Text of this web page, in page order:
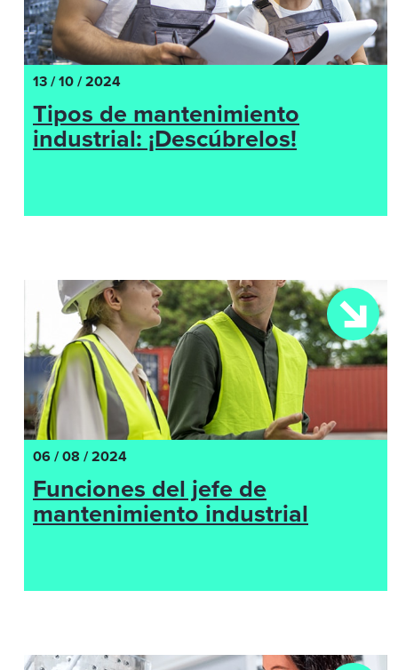
13 / 10 / 2024
Tipos de mantenimiento
industrial: ¡Descúbrelos!
06 / 08 / 2024
Funciones del jefe de
mantenimiento industrial